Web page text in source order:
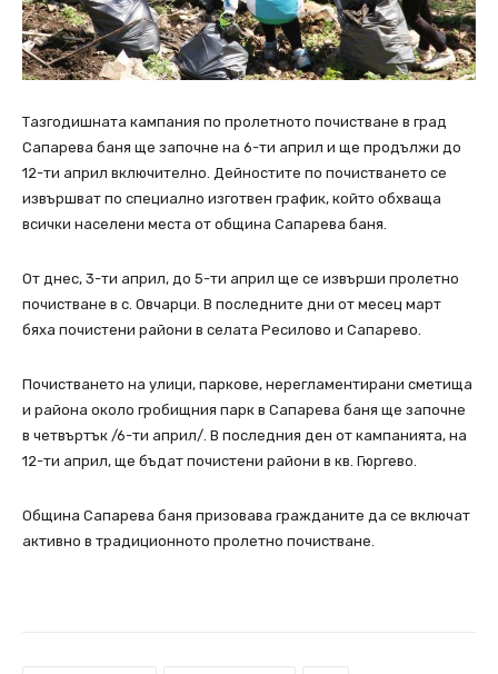
Tазгодишната кампания по пролетното почистване в град
Сапарева баня ще започне на 6-ти април и ще продължи до
12-ти април включително. Дейностите по почистването се
извършват по специално изготвен график, който обхваща
всички населени места от община Сапарева баня.
От днес, 3-ти април, до 5-ти април ще се извърши пролетно
почистване в с. Овчарци. В последните дни от месец март
бяха почистени райони в селата Ресилово и Сапарево.
Почистването на улици, паркове, нерегламентирани сметища
и района около гробищния парк в Сапарева баня ще започне
в четвъртък /6-ти април/. В последния ден от кампанията, на
12-ти април, ще бъдат почистени райони в кв. Гюргево.
Община Сапарева баня призовава гражданите да се включат
активно в традиционното пролетно почистване.